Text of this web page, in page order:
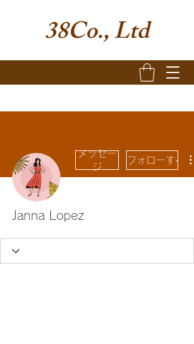
38Co., Ltd
メッセー
ジ
フォローする
Janna Lopez